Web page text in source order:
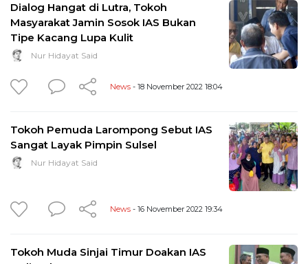
Dialog Hangat di Lutra, Tokoh
Masyarakat Jamin Sosok IAS Bukan
Tipe Kacang Lupa Kulit
Nur Hidayat Said
News - 18 November 2022 18:04
Tokoh Pemuda Larompong Sebut IAS
Sangat Layak Pimpin Sulsel
Nur Hidayat Said
News - 16 November 2022 19:34
Tokoh Muda Sinjai Timur Doakan IAS